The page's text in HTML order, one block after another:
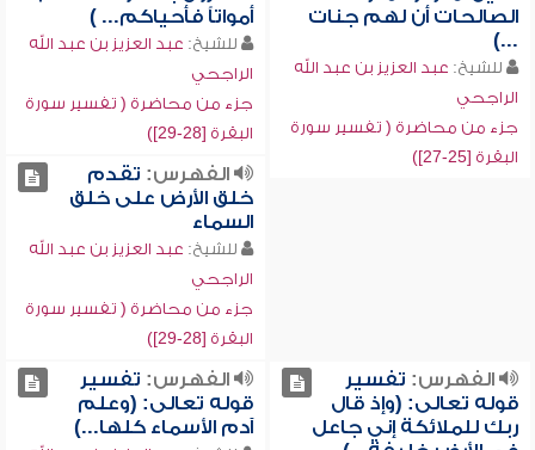
الصالحات أن لهم جنات
...)
للشيخ: عبد العزيز بن عبد الله
الراجحي
جزء من محاضرة ( تفسير سورة
البقرة [25-27])
أمواتاً فأحياكم... )
للشيخ: عبد العزيز بن عبد الله
الراجحي
جزء من محاضرة ( تفسير سورة
البقرة [28-29])
الفهرس: تقدم
خلق الأرض على خلق
السماء
للشيخ: عبد العزيز بن عبد الله
الراجحي
جزء من محاضرة ( تفسير سورة
البقرة [28-29])
الفهرس: تفسير
قوله تعالى: (وإذ قال
ربك للملائكة إني جاعل
الفهرس: تفسير
قوله تعالى: (وعلم
آدم الأسماء كلها...)